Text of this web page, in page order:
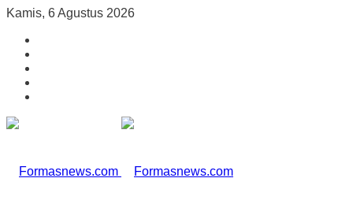
Kamis, 6 Agustus 2026